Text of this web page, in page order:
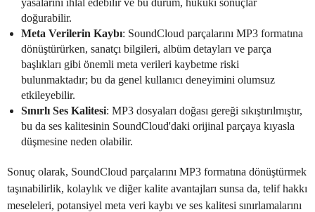
yasalarını ihlal edebilir ve bu durum, hukuki sonuçlar
doğurabilir.
Meta Verilerin Kaybı: SoundCloud parçalarını MP3 formatına
dönüştürürken, sanatçı bilgileri, albüm detayları ve parça
başlıkları gibi önemli meta verileri kaybetme riski
bulunmaktadır; bu da genel kullanıcı deneyimini olumsuz
etkileyebilir.
Sınırlı Ses Kalitesi: MP3 dosyaları doğası gereği sıkıştırılmıştır,
bu da ses kalitesinin SoundCloud'daki orijinal parçaya kıyasla
düşmesine neden olabilir.
Sonuç olarak, SoundCloud parçalarını MP3 formatına dönüştürmek
taşınabilirlik, kolaylık ve diğer kalite avantajları sunsa da, telif hakkı
meseleleri, potansiyel meta veri kaybı ve ses kalitesi sınırlamalarını